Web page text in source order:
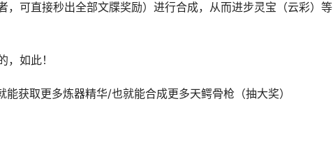
，可直接秒出全部文牒奖励）进行合成，从而进步灵宝（云彩）等
，如此！
获取更多炼器精华/也就能合成更多天鳄骨枪（抽大奖）